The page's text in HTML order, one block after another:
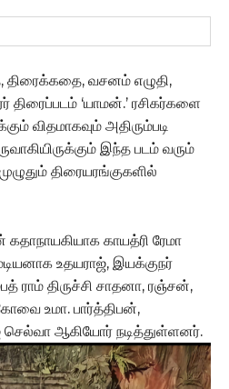
வசனம் எழுதி,
திரைப்படம் ‘யாமன்.’ ரசிகர்களை
விதமாகவும் அதிரும்படி
இந்த படம் வரும்
திரையரங்குகளில்
காயத்ரி ரேமா
உதயராஜ், இயக்குநர்
ராம் திருச்சி சாதனா, ரஞ்சன்,
உமா. பார்த்திபன்,
ஆகியோர் நடித்துள்ளனர்.